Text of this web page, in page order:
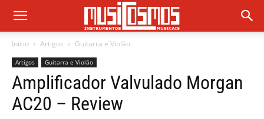
Início Artigos Guitarra e Violão
Artigos Guitarra e Violão
Amplificador Valvulado Morgan
AC20 – Review